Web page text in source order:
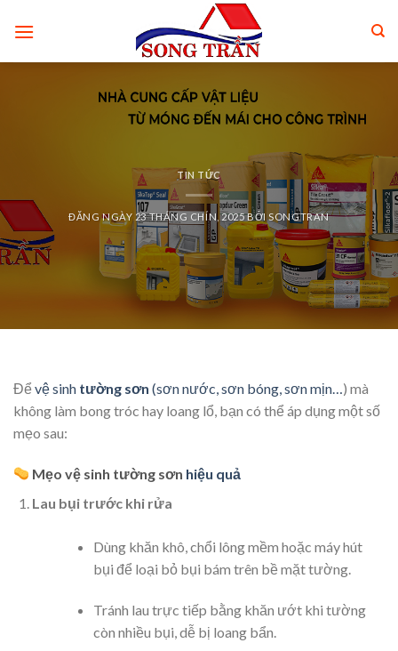
TIN TỨC
ĐĂNG NGÀY 23 THÁNG CHÍN, 2025BỞI SONGTRAN
Để vệ sinh tường sơn (sơn nước, sơn bóng, sơn mịn…) mà
không làm bong tróc hay loang lổ, bạn có thể áp dụng một số
mẹo sau:
Mẹo vệ sinh tường sơn hiệu quả
Lau bụi trước khi rửa
Dùng khăn khô, chổi lông mềm hoặc máy hút
bụi để loại bỏ bụi bám trên bề mặt tường.
Tránh lau trực tiếp bằng khăn ướt khi tường
còn nhiều bụi, dễ bị loang bẩn.